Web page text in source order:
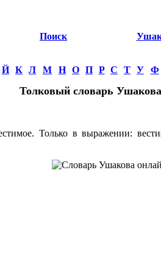
Поиск
Й К Л М Н О П Р С Т У Ф
Толковый словарь
Только в выражении: